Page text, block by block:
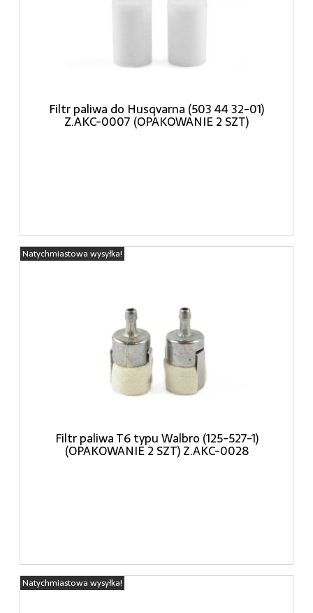
Filtr paliwa do Husqvarna (503 44 32-01)
Z.AKC-0007 (OPAKOWANIE 2 SZT)
Filtr paliwa T6 typu Walbro (125-527-1)
(OPAKOWANIE 2 SZT) Z.AKC-0028
Natychmiastowa wysyłka!
Natychmiastowa wysyłka!